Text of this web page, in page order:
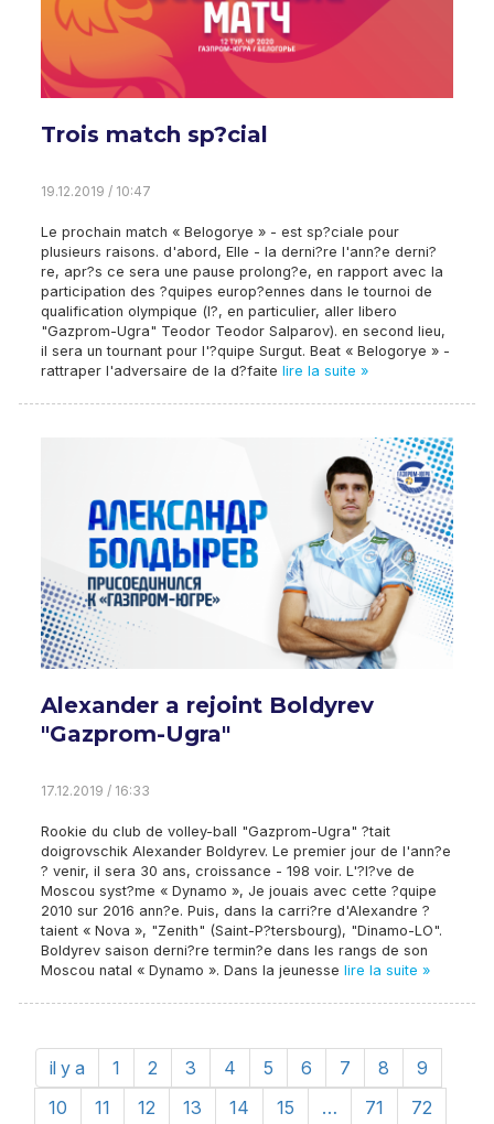
Trois match sp?cial
19.12.2019 / 10:47
Le prochain match « Belogorye » - est sp?ciale pour
plusieurs raisons. d'abord, Elle - la derni?re l'ann?e derni?
re, apr?s ce sera une pause prolong?e, en rapport avec la
participation des ?quipes europ?ennes dans le tournoi de
qualification olympique (l?, en particulier, aller libero
"Gazprom-Ugra" Teodor Teodor Salparov). en second lieu,
il sera un tournant pour l'?quipe Surgut. Beat « Belogorye » -
rattraper l'adversaire de la d?faite lire la suite »
Alexander a rejoint Boldyrev
"Gazprom-Ugra"
17.12.2019 / 16:33
Rookie du club de volley-ball "Gazprom-Ugra" ?tait
doigrovschik Alexander Boldyrev. Le premier jour de l'ann?e
? venir, il sera 30 ans, croissance - 198 voir. L'?l?ve de
Moscou syst?me « Dynamo », Je jouais avec cette ?quipe
2010 sur 2016 ann?e. Puis, dans la carri?re d'Alexandre ?
taient « Nova », "Zenith" (Saint-P?tersbourg), "Dinamo-LO".
Boldyrev saison derni?re termin?e dans les rangs de son
Moscou natal « Dynamo ». Dans la jeunesse lire la suite »
il y a 1 2 3 4 5 6 7 8
9
10
11 12 13 14 15 … 71
72